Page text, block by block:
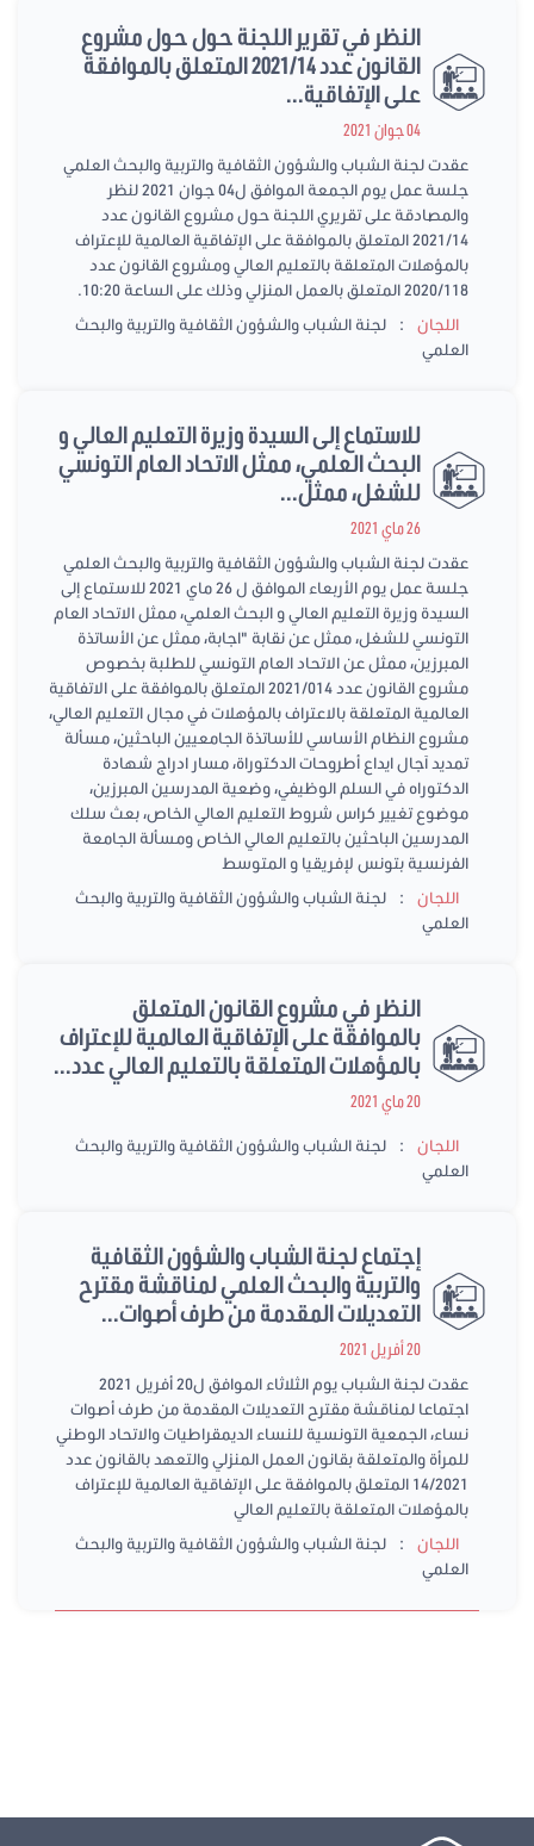
النظر في تقرير اللجنة حول حول مشروع
القانون عدد 2021/14 المتعلق بالموافقة
على الإتفاقية...
04 جوان 2021
عقدت لجنة الشباب والشؤون الثقافية والتربية والبحث العلمي
جلسة عمل يوم الجمعة الموافق ل04 جوان 2021 لنظر
والمصادقة على تقريري اللجنة حول مشروع القانون عدد
2021/14 المتعلق بالموافقة على الإتفاقية العالمية للإعتراف
بالمؤهلات المتعلقة بالتعليم العالي ومشروع القانون عدد
2020/118 المتعلق بالعمل المنزلي وذلك على الساعة 10:20.
اللجان
:
لجنة الشباب والشؤون الثقافية والتربية والبحث
العلمي
للاستماع إلى السيدة وزيرة التعليم العالي و
البحث العلمي، ممثل الاتحاد العام التونسي
للشغل، ممثل...
26 ماي 2021
عقدت لجنة الشباب والشؤون الثقافية والتربية والبحث العلمي
جلسة عمل يوم الأربعاء الموافق ل 26 ماي 2021 للاستماع إلى
السيدة وزيرة التعليم العالي و البحث العلمي، ممثل الاتحاد العام
التونسي للشغل، ممثل عن نقابة "اجابة، ممثل عن الأساتذة
المبرزين، ممثل عن الاتحاد العام التونسي للطلبة بخصوص
مشروع القانون عدد 2021/014 المتعلق بالموافقة على الاتفاقية
العالمية المتعلقة بالاعتراف بالمؤهلات في مجال التعليم العالي،
مشروع النظام الأساسي للأساتذة الجامعيين الباحثين، مسألة
تمديد آجال ايداع أطروحات الدكتوراة، مسار ادراج شهادة
الدكتوراه في السلم الوظيفي، وضعية المدرسين المبرزين،
موضوع تغيير كراس شروط التعليم العالي الخاص، بعث سلك
المدرسين الباحثين بالتعليم العالي الخاص ومسألة الجامعة
الفرنسية بتونس لإفريقيا و المتوسط
اللجان
:
لجنة الشباب والشؤون الثقافية والتربية والبحث
العلمي
النظر في مشروع القانون المتعلق
بالموافقة على الإتفاقية العالمية للإعتراف
بالمؤهلات المتعلقة بالتعليم العالي عدد...
20 ماي 2021
اللجان :
لجنة الشباب والشؤون الثقافية والتربية والبحث
العلمي
إجتماع لجنة الشباب والشؤون الثقافية
والتربية والبحث العلمي لمناقشة مقترح
التعديلات المقدمة من طرف أصوات...
20 أفريل 2021
عقدت لجنة الشباب يوم الثلاثاء الموافق ل20 أفريل 2021
اجتماعا لمناقشة مقترح التعديلات المقدمة من طرف أصوات
نساء، الجمعية التونسية للنساء الديمقراطيات والاتحاد الوطني
للمرأة والمتعلقة بقانون العمل المنزلي والتعهد بالقانون عدد
14/2021 المتعلق بالموافقة على الإتفاقية العالمية للإعتراف
بالمؤهلات المتعلقة بالتعليم العالي
اللجان
:
لجنة الشباب والشؤون الثقافية والتربية والبحث
العلمي